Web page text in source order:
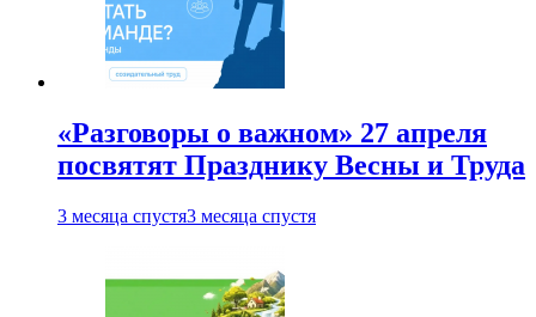
«Разговоры о важном» 27 апреля
посвятят Празднику Весны и Труда
3 месяца спустя3 месяца спустя